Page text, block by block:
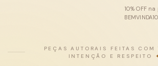
10% OFF
BEMVINDA10
PEÇAS AUTORAIS FEITAS COM
INTENÇÃO E RESPEITO